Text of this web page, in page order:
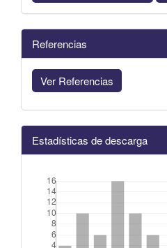
Referencias
Ver Referencias
Estadísticas de descarga